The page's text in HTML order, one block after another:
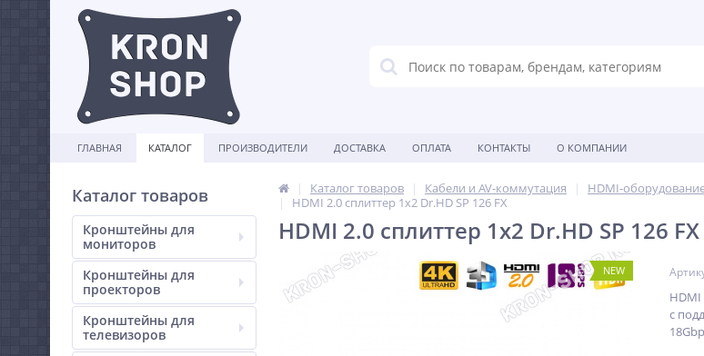
ГЛАВНАЯ КАТАЛОГ ПРОИЗВОДИТЕЛИ ДОСТАВКА ОПЛАТА КОНТАКТЫ О КОМПАНИИ
Каталог товаров
Кронштейны для
мониторов
Кронштейны для
проекторов
Кронштейны для
телевизоров
Каталог товаров Кабели и AV-коммутация
HDMI-
HDMI 2.0 сплиттер 1x2 Dr.HD SP 126 FX
HDMI 2.0 сплиттер 1x2 Dr.HD SP 126 FX
NEW
HDMI
с